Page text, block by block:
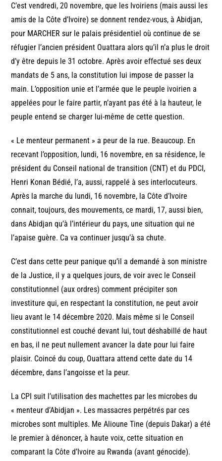
C’est vendredi, 20 novembre, que les Ivoiriens (mais aussi les
amis de la Côte d’Ivoire) se donnent rendez-vous, à Abidjan,
pour MARCHER sur le palais présidentiel où continue de se
réfugier l’ancien président Ouattara alors qu’il n’a plus le droit
d’y être depuis le 31 octobre. Après avoir effectué ses deux
mandats de 5 ans, la constitution lui impose de passer la
main. L’opposition unie et l’armée que le peuple ivoirien a
appelées pour le faire partir, n’ayant pas été à la hauteur, le
peuple entend se charger lui-même de cette question.
« Le menteur permanent » a peur de la rue. Beaucoup. En
recevant l’opposition, lundi, 16 novembre, en sa résidence, le
président du Conseil national de transition (CNT) et du PDCI,
Henri Konan Bédié, l’a, aussi, rappelé à ses interlocuteurs.
Après la marche du lundi, 16 novembre, la Côte d’Ivoire
connait, toujours, des mouvements, ce mardi, 17, aussi bien,
dans Abidjan qu’à l’intérieur du pays, une situation qui ne
l’apaise guère. Ca va continuer jusqu’à sa chute.
C’est dans cette peur panique qu’il a demandé à son ministre
de la Justice, il y a quelques jours, de voir avec le Conseil
constitutionnel (aux ordres) comment précipiter son
investiture qui, en respectant la constitution, ne peut avoir
lieu avant le 14 décembre 2020. Mais même si le Conseil
constitutionnel est couché devant lui, tout déshabillé de haut
en bas, il ne peut nullement avancer la date pour lui faire
plaisir. Coincé du coup, Ouattara attend cette date du 14
décembre, dans l’angoisse et la peur.
La CPI suit l’utilisation des machettes par les microbes du
« menteur d’Abidjan ». Les massacres perpétrés par ces
microbes sont multiples. Me Alioune Tine (depuis Dakar) a été
le premier à dénoncer, à haute voix, cette situation en
comparant la Côte d’Ivoire au Rwanda (avant génocide).